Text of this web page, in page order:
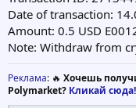
Date of transaction:
Amount: 0.5 USD
Note: Withdraw from
Реклама: 🔥 Хочешь
Polymarket? Кликай сюда!